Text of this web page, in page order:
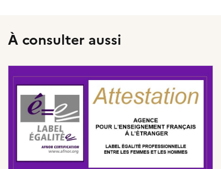
À consulter aussi